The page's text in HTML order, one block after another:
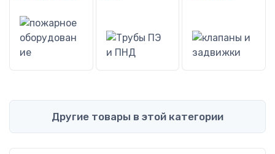
Другие товары в этой категории